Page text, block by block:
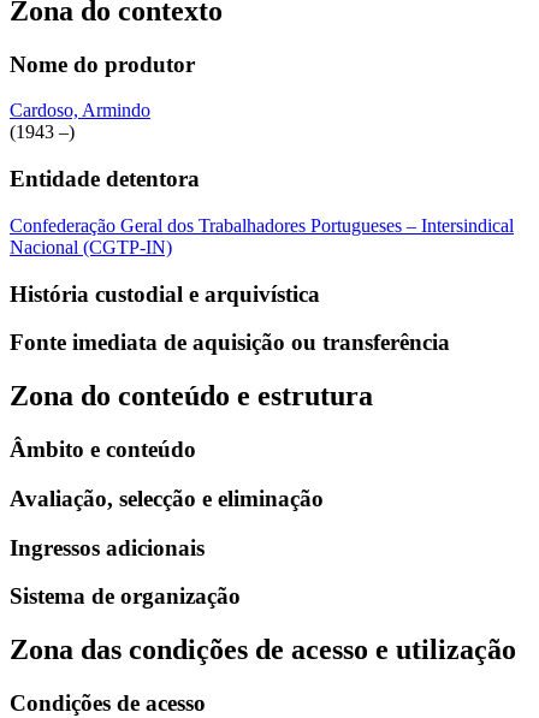
Zona do contexto
Nome do produtor
Cardoso, Armindo
(1943 –)
Entidade detentora
Confederação Geral dos Trabalhadores Portugueses – Intersindical
Nacional (CGTP-IN)
História custodial e arquivística
Fonte imediata de aquisição ou transferência
Zona do conteúdo e estrutura
Âmbito e conteúdo
Avaliação, selecção e eliminação
Ingressos adicionais
Sistema de organização
Zona das condições de acesso e utilização
Condições de acesso